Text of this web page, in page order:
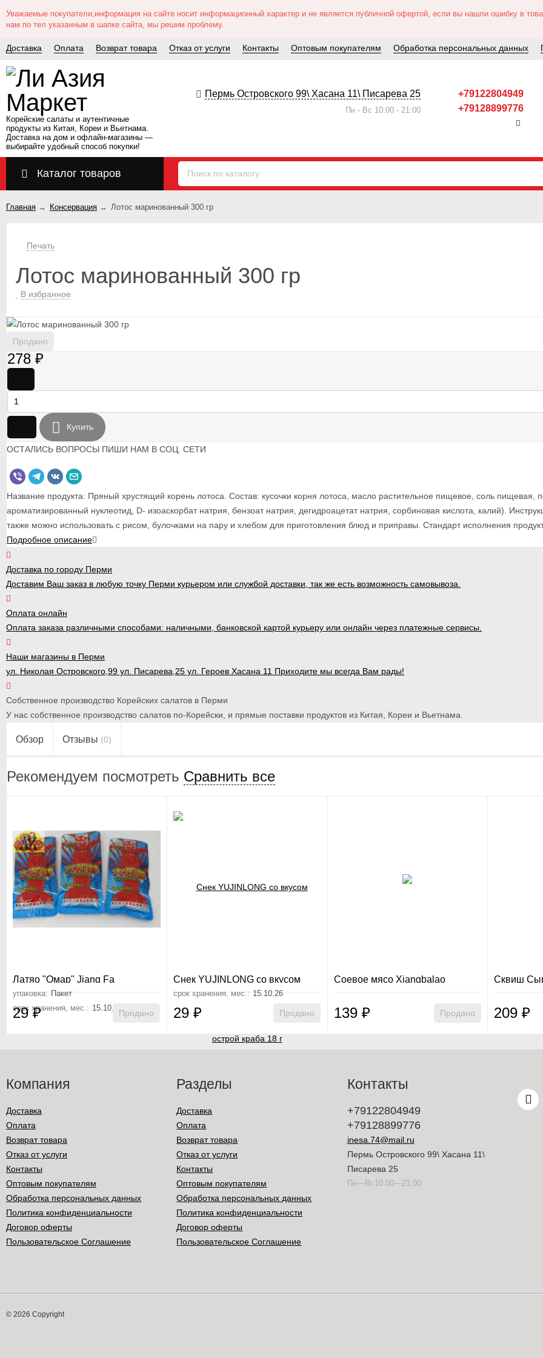
Уважаемые покупатели,информация на сайте носит информационный характер и не является публичной офертой, если вы нашли ошибку в
нам по тел указанным в шапке сайта, мы решим проблему.
Доставка Оплата Возврат товара Отказ от услуги Контакты Оптовым покупателям Обработка персональных данных
Корейские салаты и аутентичные
продукты из Китая, Кореи и Вьетнама.
Доставка на дом и офлайн‑магазины —
выбирайте удобный способ покупки!
Пермь Островского 99\ Хасана 11\ Писарева 25
Пн - Вс 10:00 - 21:00
+79122804949
+79128899776
Каталог товаров
Главная → Консервация → Лотос маринованный 300 гр
Печать
Лотос маринованный 300 гр
В избранное
Продано
278 ₽
Купить
ОСТАЛИСЬ ВОПРОСЫ ПИШИ НАМ В СОЦ. СЕТИ
Название продукта: Пряный хрустящий корень лотоса. Состав: кусочки корня лотоса, масло растительное пищевое, соль
ароматизированный нуклеотид, D- изоаскорбат натрия, бензоат натрия, дегидроацетат натрия, сорбиновая кислота, калий).
также можно использовать с рисом, булочками на пару и хлебом для приготовления блюд и приправы. Стандарт исполнения
Подробное описание
Доставка по городу Перми
Доставим Ваш заказ в любую точку Перми курьером или службой доставки, так же есть возможность самовывоза.
Оплата онлайн
Оплата заказа различными способами: наличными, банковской картой курьеру или онлайн через платежные сервисы.
Наши магазины в Перми
ул. Николая Островского,99 ул. Писарева,25 ул. Героев Хасана 11 Приходите мы всегда Вам рады!
Собственное производство Корейских салатов в Перми
У нас собственное производство салатов по-Корейски, и прямые поставки продуктов из Китая, Кореи и Вьетнама.
Обзор Отзывы (0)
Рекомендуем посмотреть Сравнить все
Латяо "Омар" Jiang Fa
упаковка: Пакет
срок хранения, мес.: 15.10.26
29₽ Продано
Снек YUJINLONG со вкусом
острой краба 18 г
срок хранения, мес.: 15.10.26
29 ₽ Продано
Соевое мясо Xiangbalao
139 ₽ Продано
Сквиш
209₽
Компания
Доставка
Оплата
Возврат товара
Отказ от услуги
Контакты
Оптовым покупателям
Обработка персональных данных
Политика конфиденциальности
Договор оферты
Пользовательское Соглашение
Разделы
Доставка
Оплата
Возврат товара
Отказ от услуги
Контакты
Оптовым покупателям
Обработка персональных данных
Политика конфиденциальности
Договор оферты
Пользовательское Соглашение
Контакты
+79122804949
+79128899776
inesa.74@mail.ru
Пермь Островского 99\ Хасана 11\
Писарева 25
Пн—Вс10:00—21:00
© 2026 Copyright